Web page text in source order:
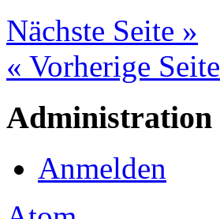
Nächste Seite »
« Vorherige Seite
Administration
Anmelden